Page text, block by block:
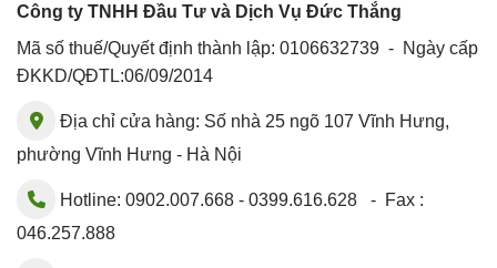
Công ty TNHH Đầu Tư và Dịch Vụ Đức Thắng
Mã số thuế/Quyết định thành lập: 0106632739 - Ngày cấp
ĐKKD/QĐTL:06/09/2014
Địa chỉ cửa hàng: Số nhà 25 ngõ 107 Vĩnh Hưng,
phường Vĩnh Hưng - Hà Nội
Hotline: 0902.007.668 - 0399.616.628 - Fax :
046.257.888